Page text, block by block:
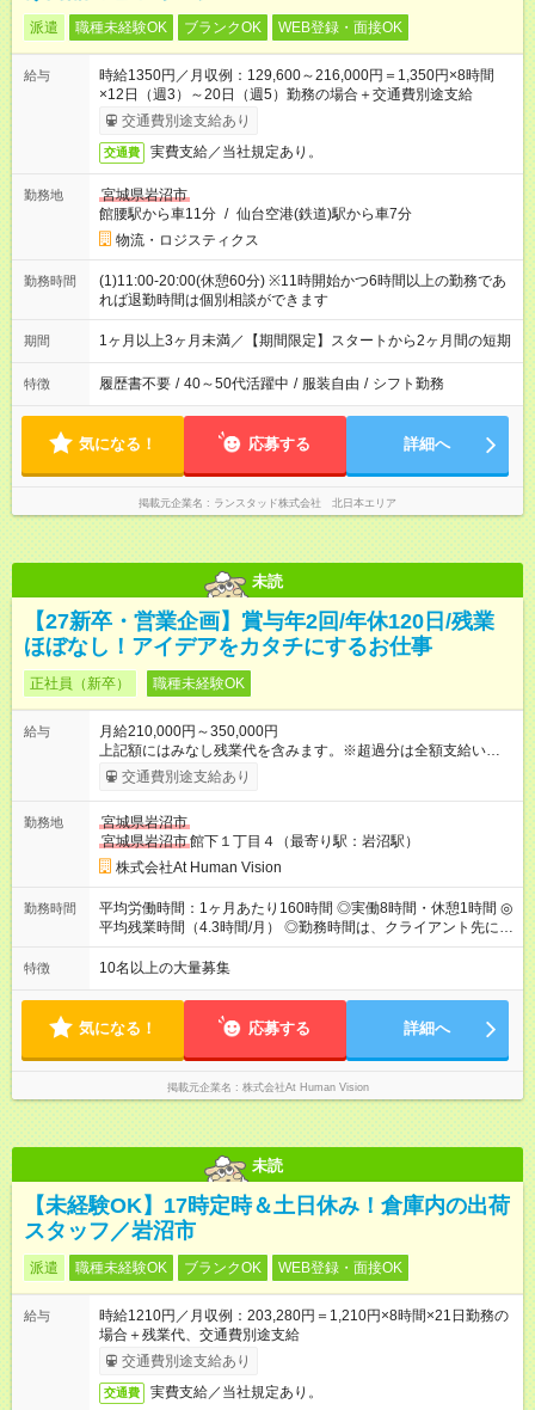
派遣 職種未経験OK ブランクOK WEB登録・面接OK
給与
時給1350円／月収例：129,600～216,000円＝1,350円×8時間
×12日（週3）～20日（週5）勤務の場合＋交通費別途支給
交通費別途支給あり
交通費 実費支給／当社規定あり。
勤務地
宮城県岩沼市
館腰駅から車11分 / 仙台空港(鉄道)駅から車7分
物流・ロジスティクス
勤務時間
(1)11:00-20:00(休憩60分) ※11時開始かつ6時間以上の勤務であ
れば退勤時間は個別相談ができます
期間 1ヶ月以上3ヶ月未満／【期間限定】スタートから2ヶ月間の短期
特徴 履歴書不要 / 40～50代活躍中 / 服装自由 / シフト勤務
気になる！ 応募する 詳細へ
掲載元企業名 ランスタッド株式会社 北日本エリア
未読
【27新卒・営業企画】賞与年2回/年休120日/残業
ほぼなし！アイデアをカタチにするお仕事
正社員（新卒） 職種未経験OK
給与
月給210,000円～350,000円
上記額にはみなし残業代を含みます。※超過分は全額支給いたし
ます。 みなし残業代 22,000円 ～ 37,000円／月 みなし残業時
間 15時間／月 【給与】 月給： 大卒・院卒 ：222，000
円（固定残業代 22，000円） 賞与：年２回 （業績連動型） 昇
給：年２回（3月、9月) 試用期間：6ヶ月 ※上記額にはみなし残
業代（月15時間分）が含まれた 金額になります。超過分は追加
で全額支給。 【頑張りを給与・キャリアに還元します】 年に2
回⼈事評価があり等級が決まります。 等級に合わせた給与設定
のため、若い内からでも頑張り次第で給与アップが叶います。
（⽉給34～45万円）→課⻑（⽉給36～48万円）→部⻑（⽉給40
～58万円） 【試用期間】試用期間あり 試用期間の長さ：6ヶ月
※ 雇用形態と給与に、本採用時と異なる部分があります。 雇用
形態：本採用時と同じです。 給与：月給 190,000円 ～ 330,000
円 上記額にはみなし残業代を含みます。※超過分は全額支給い
たします。 みなし残業代 20,000円 ～ 34,000円／月 みなし残業
交通費別途支給あり
勤務地
宮城県岩沼市
宮城県岩沼市館下１丁目４（最寄り駅：岩沼駅）
株式会社At Human Vision
勤務時間
平均労働時間：1ヶ月あたり160時間 ◎実働8時間・休憩1時間 ◎
平均残業時間（4.3時間/月） ◎勤務時間は、クライアント先に
より異なります。 ※＜シフト例＞ 10:00～19:00／11:00～
20:00 平均労働時間：1ヶ月あたり160時間 ◎実働8時間・休憩1
先に より異なります。 ※＜シフト例＞ 10:00～19:00／11:00
～20:00
特徴 10名以上の大量募集
気になる！ 応募する 詳細へ
掲載元企業名 株式会社At Human Vision
未読
【未経験OK】17時定時＆土日休み！倉庫内の出荷
スタッフ／岩沼市
派遣 職種未経験OK ブランクOK WEB登録・面接OK
給与
時給1210円／月収例：203,280円＝1,210円×8時間×21日勤務の
場合＋残業代、交通費別途支給
交通費別途支給あり
交通費 実費支給／当社規定あり。